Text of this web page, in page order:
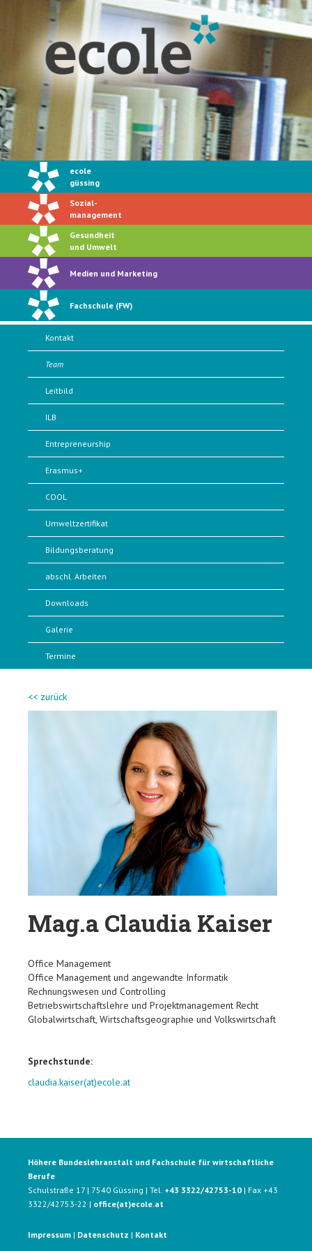
ecole
güssing
Sozial-
management
Gesundheit
und Umwelt
Medien und Marketing
Fachschule (FW)
Kontakt
Team
Leitbild
ILB
Entrepreneurship
Erasmus+
COOL
Umweltzertifikat
Bildungsberatung
abschl. Arbeiten
Downloads
Galerie
Termine
<< zurück
Mag.a Claudia Kaiser
Office Management
Office Management und angewandte Informatik
Rechnungswesen und Controlling
Betriebswirtschaftslehre und Projektmanagement Recht
Globalwirtschaft, Wirtschaftsgeographie und Volkswirtschaft
Sprechstunde:
claudia.kaiser(at)ecole.at
Höhere Bundeslehranstalt und Fachschule für wirtschaftliche
Berufe
Schulstraße 17 | 7540 Güssing | Tel. +43 3322/42753-10 | Fax +43
3322/42753-22 | office(at)ecole.at
Impressum | Datenschutz | Kontakt